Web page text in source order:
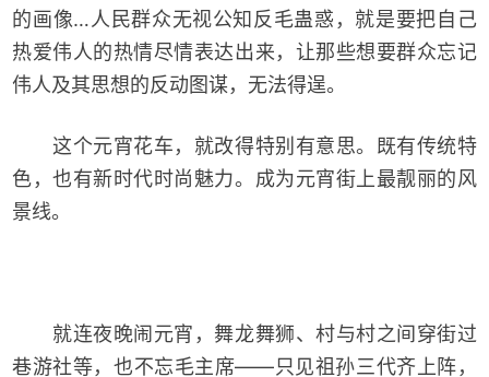
的画像…人民群众无视公知反毛蛊惑，就是要把自己
热爱伟人的热情尽情表达出来，让那些想要群众忘记
伟人及其思想的反动图谋，无法得逞。
这个元宵花车，就改得特别有意思。既有传统特
色，也有新时代时尚魅力。成为元宵街上最靓丽的风
景线。
就连夜晚闹元宵，舞龙舞狮、村与村之间穿街过
巷游社等，也不忘毛主席——只见祖孙三代齐上阵，